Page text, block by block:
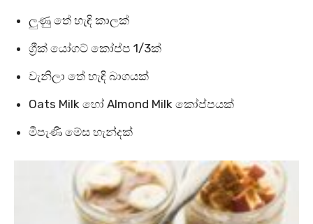
ලුණු තේ හැඳි කාලක්
ග්‍රීක් යෝගට් කෝප්ප 1/3ක්
වැනිලා තේ හැඳි බාගයක්
Oats Milk හෝ Almond Milk කෝප්පයක්
මීපැණි මේස හැන්දක්